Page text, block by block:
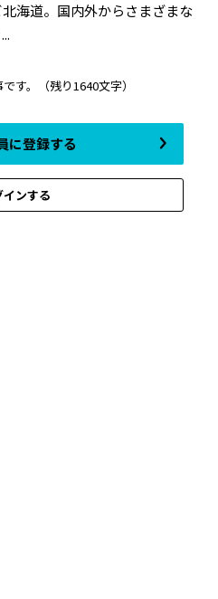
海道。国内外からさまざまな
す。 （残り1640文字）
に登録する
インする